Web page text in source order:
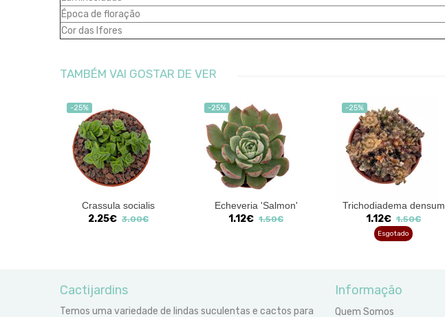
Época de floração
Cor das lfores
TAMBÉM VAI GOSTAR DE VER
-25%
Crassula socialis
2.25€ 3.00€
-25%
Echeveria 'Salmon'
1.12€ 1.50€
-25%
Trichodiadema densum
1.12€ 1.50€
Esgotado
Cactijardins
Temos uma variedade de lindas suculentas e cactos para
Informação
Quem Somos